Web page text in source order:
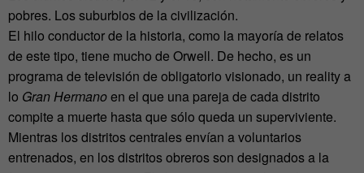
pobres. Los suburbios de la civilización.
El hilo conductor de la historia, como la mayoría de relatos
de este tipo, tiene mucho de Orwell. De hecho, es un
programa de televisión de obligatorio visionado, un reality a
lo Gran Hermanoen el que una pareja de cada distrito
compite a muerte hasta que sólo queda un superviviente.
Mientras los distritos centrales envían a voluntarios
entrenados, en los distritos obreros son designados a la